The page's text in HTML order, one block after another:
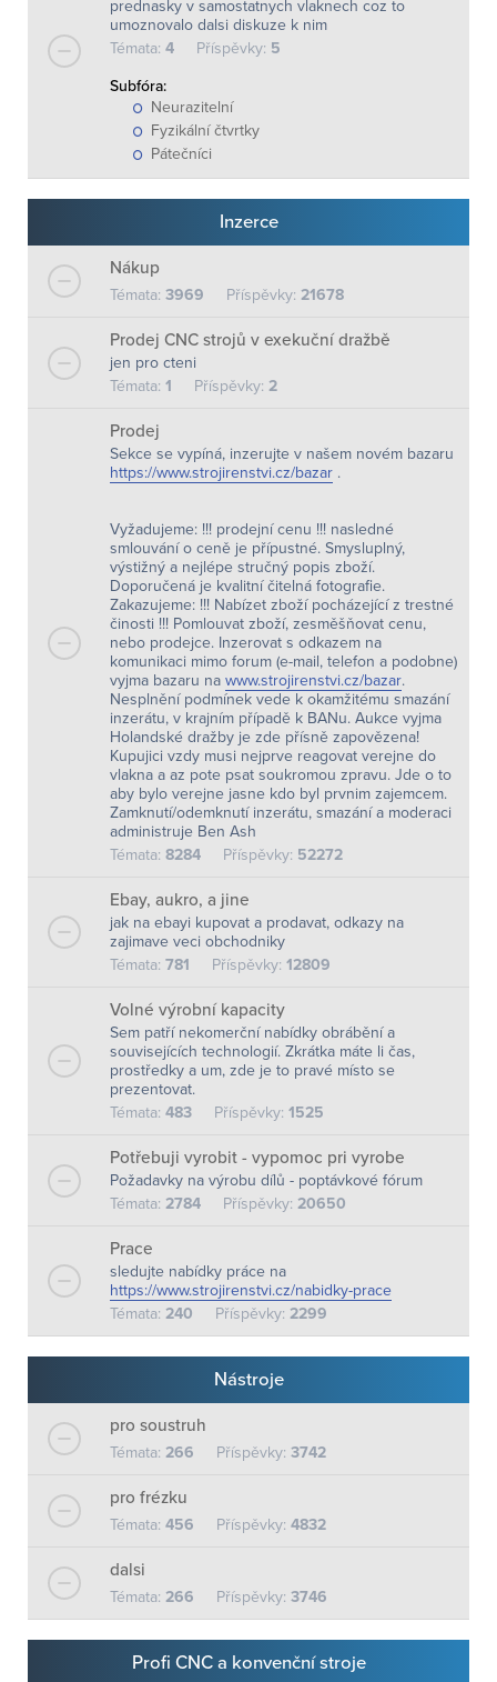
prednasky v samostatnych vlaknech coz to
umoznovalo dalsi diskuze k nim
Témata: 4 Příspěvky: 5
Subfóra:
Neurazitelní
Fyzikální čtvrtky
Pátečníci
Inzerce
Nákup
Témata: 3969 Příspěvky: 21678
Prodej CNC strojů v exekuční dražbě
jen pro cteni
Témata: 1 Příspěvky: 2
Prodej
Sekce se vypíná, inzerujte v našem novém bazaru
https://www.strojirenstvi.cz/bazar .
Vyžadujeme: !!! prodejní cenu !!! nasledné
smlouvání o ceně je přípustné. Smysluplný,
výstižný a nejlépe stručný popis zboží.
Doporučená je kvalitní čitelná fotografie.
Zakazujeme: !!! Nabízet zboží pocházející z trestné
činosti !!! Pomlouvat zboží, zesměšňovat cenu,
nebo prodejce. Inzerovat s odkazem na
komunikaci mimo forum (e-mail, telefon a podobne)
vyjma bazaru na www.strojirenstvi.cz/bazar.
Nesplnění podmínek vede k okamžitému smazání
inzerátu, v krajním případě k BANu. Aukce vyjma
Holandské dražby je zde přísně zapovězena!
Kupujici vzdy musi nejprve reagovat verejne do
vlakna a az pote psat soukromou zpravu. Jde o to
aby bylo verejne jasne kdo byl prvnim zajemcem.
Zamknutí/odemknutí inzerátu, smazání a moderaci
administruje Ben Ash
Témata: 8284 Příspěvky: 52272
Ebay, aukro, a jine
jak na ebayi kupovat a prodavat, odkazy na
zajimave veci obchodniky
Témata: 781 Příspěvky: 12809
Volné výrobní kapacity
Sem patří nekomerční nabídky obrábění a
souvisejících technologií. Zkrátka máte li čas,
prostředky a um, zde je to pravé místo se
prezentovat.
Témata: 483 Příspěvky: 1525
Potřebuji vyrobit - vypomoc pri vyrobe
Požadavky na výrobu dílů - poptávkové fórum
Témata: 2784 Příspěvky: 20650
Prace
sledujte nabídky práce na
https://www.strojirenstvi.cz/nabidky-prace
Témata: 240 Příspěvky: 2299
Nástroje
pro soustruh
Témata: 266 Příspěvky: 3742
pro frézku
Témata: 456 Příspěvky: 4832
dalsi
Témata: 266 Příspěvky: 3746
Profi CNC a konvenční stroje